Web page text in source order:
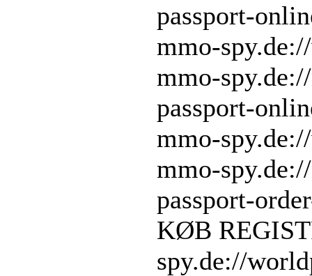
passport-
mmo-
mmo-
passport-
mmo-
mmo-
passport-
KØB
spy.de://